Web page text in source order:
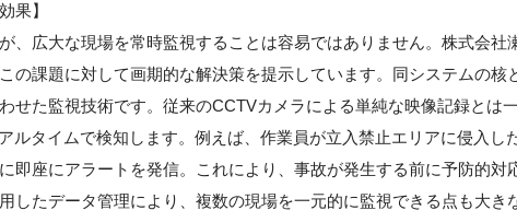
果】
、広大な現場を常時監視することは容易ではありません。株式会社
の課題に対して画期的な解決策を提示しています。同システムの核
せた監視技術です。従来のCCTVカメラによる単純な映像記録とは一
ルタイムで検知します。例えば、作業員が立入禁止エリアに侵入し
即座にアラートを発信。これにより、事故が発生する前に予防的対
したデータ管理により、複数の現場を一元的に監視できる点も大き